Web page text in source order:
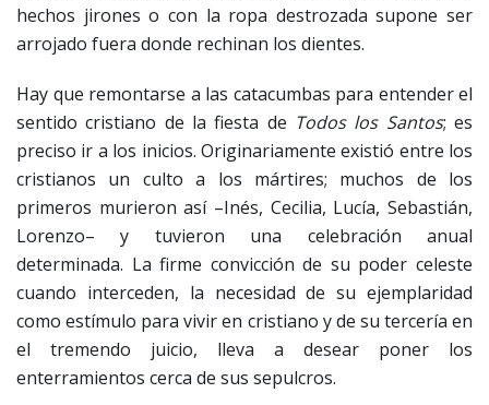
hechos jirones o con la ropa destrozada supone ser
arrojado fuera donde rechinan los dientes.
Hay que remontarse a las catacumbas para entender el
sentido cristiano de la fiesta de Todos los Santos; es
preciso ir a los inicios. Originariamente existió entre los
cristianos un culto a los mártires; muchos de los
primeros murieron así –Inés, Cecilia, Lucía, Sebastián,
Lorenzo– y tuvieron una celebración anual
determinada. La firme convicción de su poder celeste
cuando interceden, la necesidad de su ejemplaridad
como estímulo para vivir en cristiano y de su tercería en
el tremendo juicio, lleva a desear poner los
enterramientos cerca de sus sepulcros.